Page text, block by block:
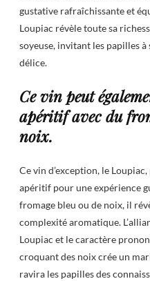
gustative rafraîchissante et
Loupiac révèle toute sa
soyeuse, invitant les papilles
délice.
Ce vin peut
apéritif avec du
noix.
Ce vin d’exception, le
apéritif pour une expérience
fromage bleu ou de noix, il
complexité aromatique.
Loupiac et le caractère
croquant des noix crée un
ravira les papilles des